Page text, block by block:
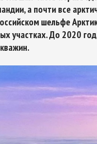
Арктическое
а почти все
шельфе
участках. До 2020